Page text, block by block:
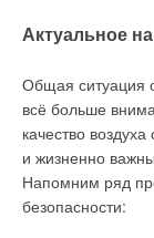
Актуальное
Общая ситуация
всё больше
качество
и жизненно
Напомним ряд
безопасности: